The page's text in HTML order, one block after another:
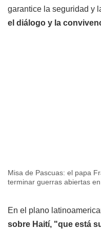
garantice la seguridad y
el diálogo y la
Misa de Pascuas: el papa
terminar guerras abiertas
En el plano
sobre Haití, "que está